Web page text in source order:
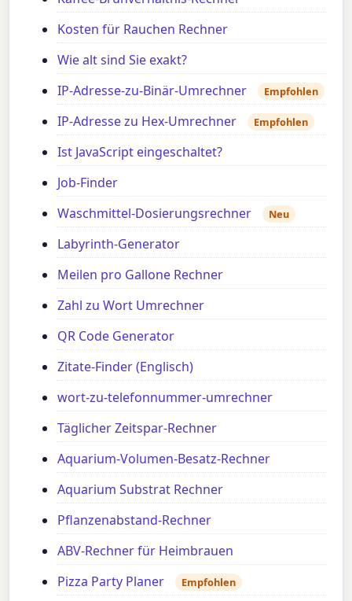
Kosten für Rauchen Rechner
Wie alt sind Sie exakt?
IP-Adresse-zu-Binär-Umrechner
Empfohlen
IP-Adresse zu Hex-Umrechner Empfohlen
Ist JavaScript eingeschaltet?
Job-Finder
Waschmittel-Dosierungsrechner
Neu
Labyrinth-Generator
Meilen pro Gallone Rechner
Zahl zu Wort Umrechner
QR Code Generator
Zitate-Finder (Englisch)
wort-zu-telefonnummer-umrechner
Täglicher Zeitspar-Rechner
Aquarium-Volumen-Besatz-Rechner
Aquarium Substrat Rechner
Pflanzenabstand-Rechner
ABV-Rechner für Heimbrauen
Pizza Party Planer
Empfohlen